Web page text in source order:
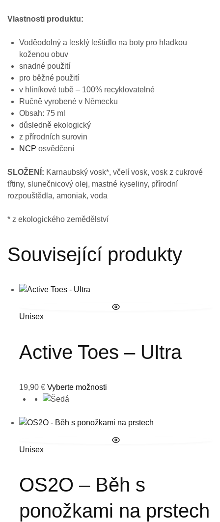
Vlastnosti produktu:
Voděodolný a lesklý leštidlo na boty pro hladkou
koženou obuv
snadné použití
pro běžné použití
v hliníkové tubě – 100% recyklovatelné
Ručně vyrobené v Německu
Obsah: 75 ml
důsledně ekologický
z přírodních surovin
NCP osvědčení
SLOŽENÍ: Karnaubský vosk*, včelí vosk, vosk z cukrové
třtiny, slunečnicový olej, mastné kyseliny, přírodní
rozpouštědla, amoniak, voda
* z ekologického zemědělství
Související produkty
Unisex
Active Toes – Ultra
19,90 € Vyberte možnosti
Unisex
OS2O – Běh s
ponožkami na prstech